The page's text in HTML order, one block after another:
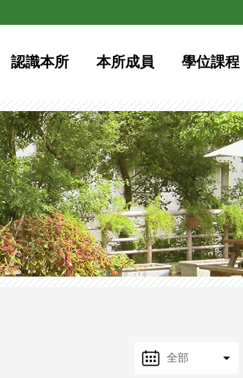
認識本所 本所成員 學位課程